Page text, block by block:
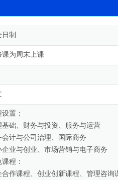
制
课为周末上课
置：
基础、财务与投资、服务与运营
会计与公司治理、国际商务
企业与创业、市场营销与电子商务
程：
合作课程、创业创新课程、管理咨询